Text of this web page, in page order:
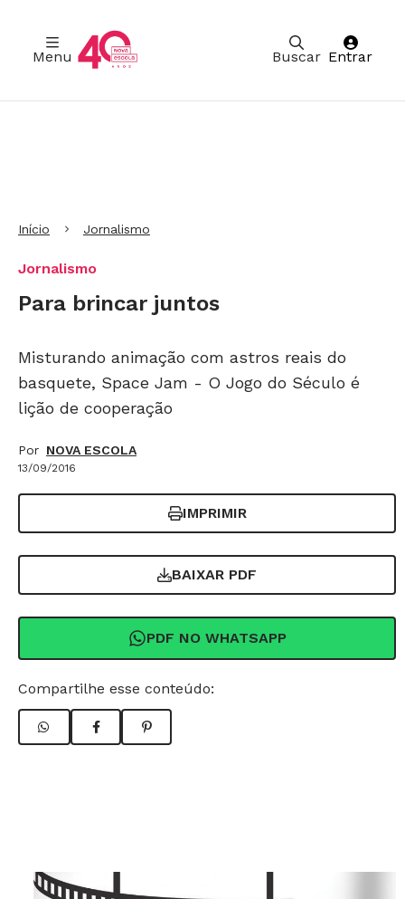
Buscar
Menu Entrar
Início Jornalismo
Jornalismo
Para brincar juntos
Misturando animação com astros reais do
basquete, Space Jam - O Jogo do Século é
lição de cooperação
Por NOVA ESCOLA
13/09/2016
IMPRIMIR
BAIXAR PDF
PDF NO WHATSAPP
Compartilhe esse conteúdo: